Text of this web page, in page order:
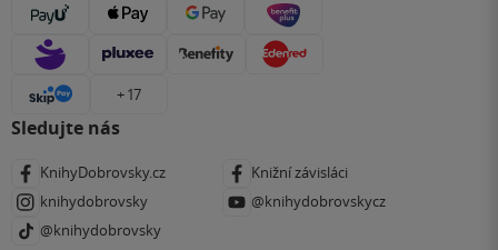
+ 17
Sledujte nás
KnihyDobrovsky.cz
Knižní závisláci
knihydobrovsky
@knihydobrovskycz
@knihydobrovsky